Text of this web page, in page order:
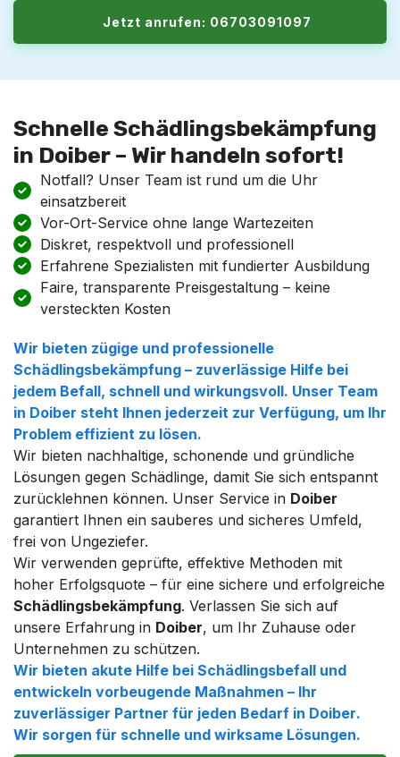
Jetzt anrufen: 06703091097
Schnelle Schädlingsbekämpfung
in Doiber – Wir handeln sofort!
Notfall? Unser Team ist rund um die Uhr
einsatzbereit
Vor-Ort-Service ohne lange Wartezeiten
Diskret, respektvoll und professionell
Erfahrene Spezialisten mit fundierter Ausbildung
Faire, transparente Preisgestaltung – keine
versteckten Kosten
Wir bieten zügige und professionelle
Schädlingsbekämpfung – zuverlässige Hilfe bei
jedem Befall, schnell und wirkungsvoll. Unser Team
in Doiber steht Ihnen jederzeit zur Verfügung, um Ihr
Problem effizient zu lösen.
Wir bieten nachhaltige, schonende und gründliche
Lösungen gegen Schädlinge, damit Sie sich entspannt
zurücklehnen können. Unser Service in Doiber
garantiert Ihnen ein sauberes und sicheres Umfeld,
frei von Ungeziefer.
Wir verwenden geprüfte, effektive Methoden mit
hoher Erfolgsquote – für eine sichere und erfolgreiche
Schädlingsbekämpfung. Verlassen Sie sich auf
unsere Erfahrung in Doiber, um Ihr Zuhause oder
Unternehmen zu schützen.
Wir bieten akute Hilfe bei Schädlingsbefall und
entwickeln vorbeugende Maßnahmen – Ihr
zuverlässiger Partner für jeden Bedarf in Doiber.
Wir sorgen für schnelle und wirksame Lösungen.